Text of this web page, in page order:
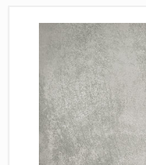
Искусственный камень
Клинкер